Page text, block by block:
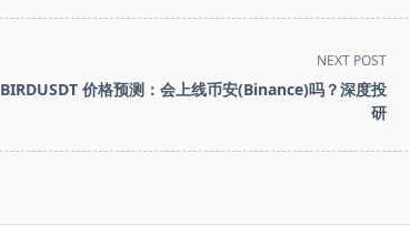
NEXT POST
BIRDUSDT 价格预测：会上线币安(Binance)吗？深度投
研